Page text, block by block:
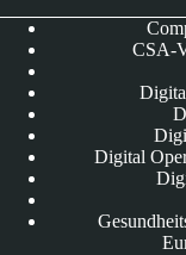
CSA-
Digital